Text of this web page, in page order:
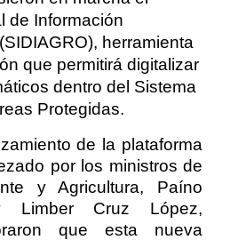
de Información
herramienta
que permitirá digitalizar
dentro del Sistema
Protegidas.
de la plataforma
por los ministros de
y Agricultura, Paíno
Limber Cruz López,
que esta nueva